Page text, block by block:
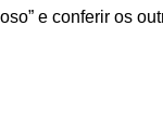
e conferir os